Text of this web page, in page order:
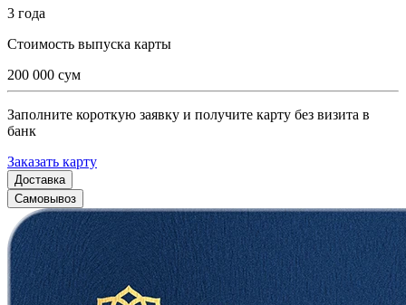
3 года
Стоимость выпуска карты
200 000 сум
Заполните короткую заявку и получите карту без визита в
банк
Заказать карту
Доставка
Самовывоз